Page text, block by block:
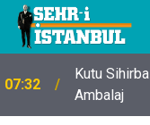
07:32
Kutu
Ambalaj